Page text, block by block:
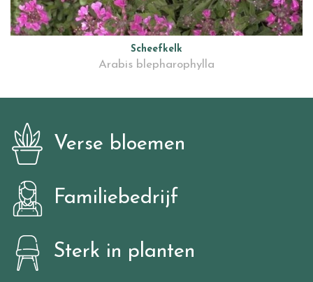
Scheefkelk
Arabis blepharophylla
Verse bloemen
Familiebedrijf
Sterk in planten